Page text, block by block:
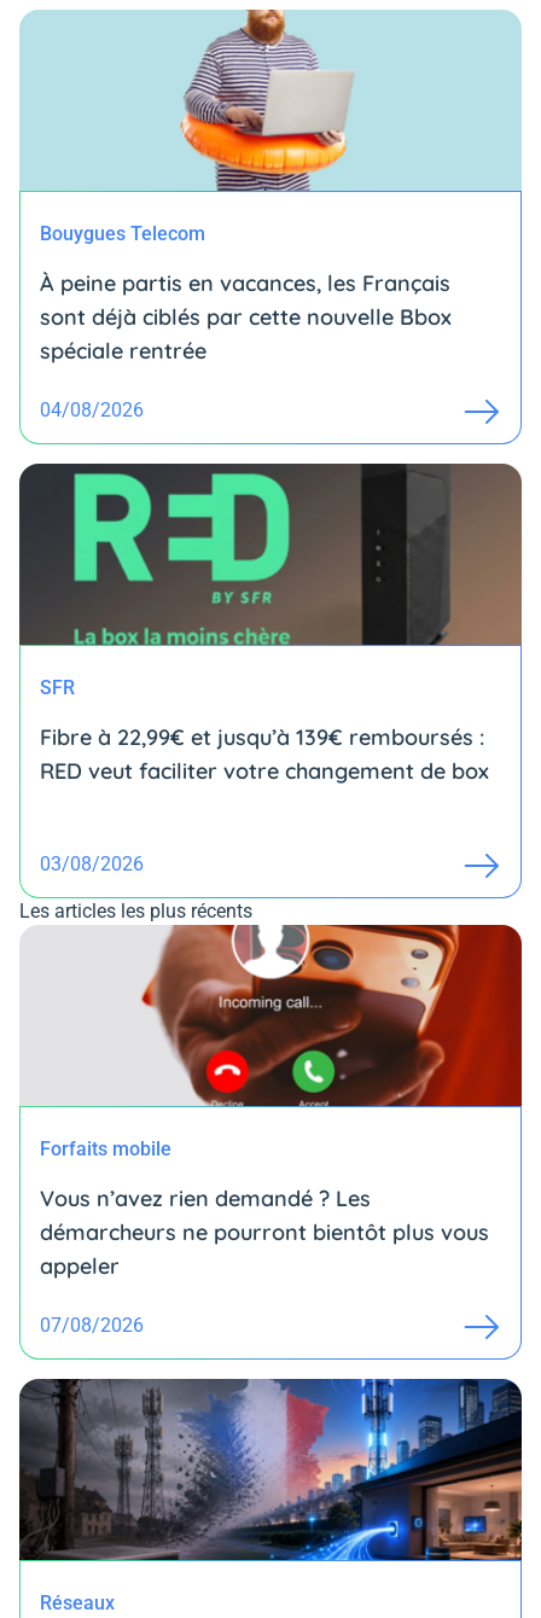
Bouygues Telecom
À peine partis en vacances, les Français
sont déjà ciblés par cette nouvelle Bbox
spéciale rentrée
04/08/2026
SFR
Fibre à 22,99€ et jusqu’à 139€ remboursés :
RED veut faciliter votre changement de box
03/08/2026
Les articles les plus récents
Forfaits mobile
Vous n’avez rien demandé ? Les
démarcheurs ne pourront bientôt plus vous
appeler
07/08/2026
Réseaux